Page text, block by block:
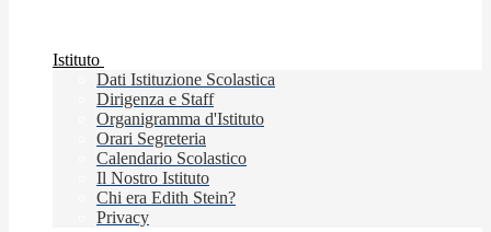
Istituto
Dati Istituzione Scolastica
Dirigenza e Staff
Organigramma d'Istituto
Orari Segreteria
Calendario Scolastico
Il Nostro Istituto
Chi era Edith Stein?
Privacy